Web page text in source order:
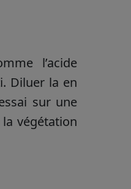
l’acide
Diluer la en
sur une
végétation